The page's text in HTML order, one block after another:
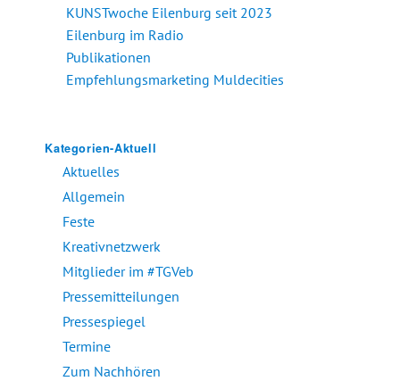
KUNSTwoche Eilenburg seit 2023
Eilenburg im Radio
Publikationen
Empfehlungsmarketing Muldecities
Kategorien-Aktuell
Aktuelles
Allgemein
Feste
Kreativnetzwerk
Mitglieder im #TGVeb
Pressemitteilungen
Pressespiegel
Termine
Zum Nachhören